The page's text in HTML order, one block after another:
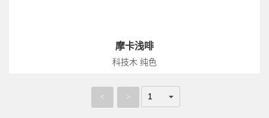
摩卡浅啡
科技木 纯色
< >